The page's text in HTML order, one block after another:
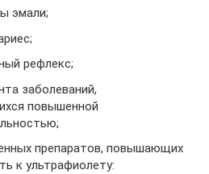
эмали;
рефлекс;
заболеваний,
повышенной
препаратов, повышающих
к ультрафиолету: